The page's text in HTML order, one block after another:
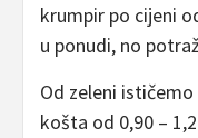
krumpir po cijeni
u ponudi, no
Od zeleni
košta od 0,90 –